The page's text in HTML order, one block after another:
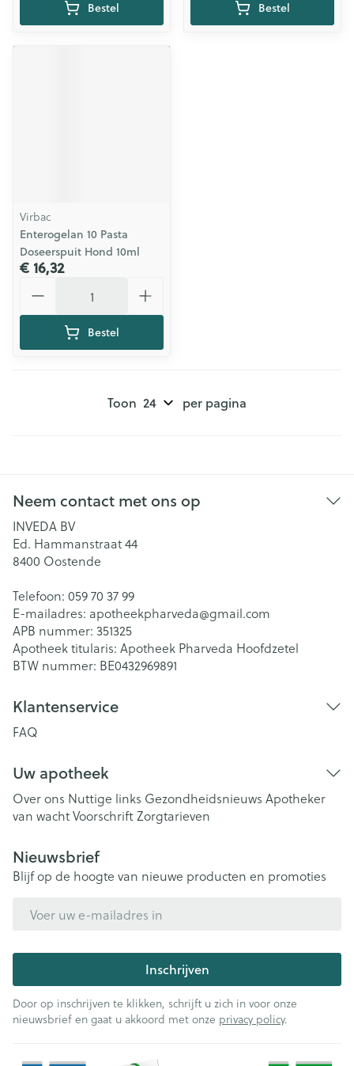
Bestel Bestel
Virbac
Enterogelan 10 Pasta
Doseerspuit Hond 10ml
€ 16,32
Bestel
Toon per pagina
Neem contact met ons op
INVEDA BV
Ed. Hammanstraat 44
8400 Oostende
Telefoon: 059 70 37 99
E-mailadres: apotheekpharveda@gmail.com
APB nummer: 351325
Apotheek titularis: Apotheek Pharveda Hoofdzetel
BTW nummer: BE0432969891
Klantenservice
FAQ
Uw apotheek
Over ons Nuttige links Gezondheidsnieuws Apotheker
van wachtVoorschriftZorgtarieven
Nieuwsbrief
Blijf op de hoogte van nieuwe producten en promoties
Inschrijven
Door op inschrijven te klikken, schrijft u zich in voor onze
nieuwsbrief en gaat u akkoord met onze privacy policy.